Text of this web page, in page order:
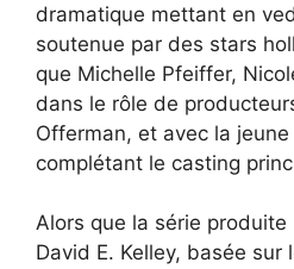
dramatique mettant en
soutenue par des stars
que Michelle Pfeiffer,
dans le rôle de
Offerman, et avec la
complétant le casting
Alors que la série
David E. Kelley, basée sur